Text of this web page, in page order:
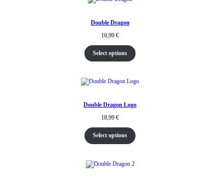
Double Dragon
18,99 €
Select options
Double Dragon Logo
18,99 €
Select options